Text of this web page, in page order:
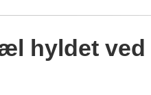
hyldet ved